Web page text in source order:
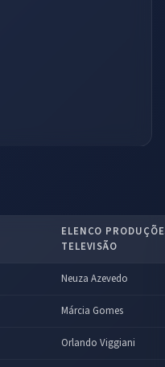
ELENCO
TELEVISÃO
Neuza Azevedo
Márcia Gomes
Orlando Viggiani